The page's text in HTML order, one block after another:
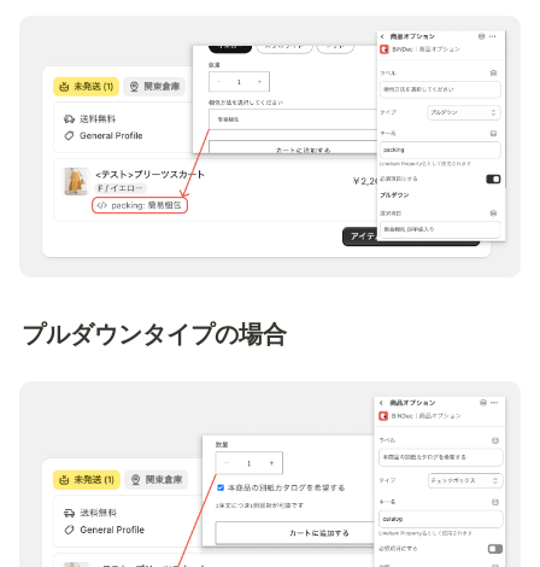
プルダウンタイプの場合